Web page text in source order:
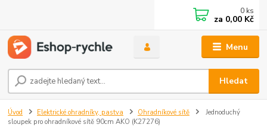
Menu
Hledat
0 ks
za 0,00 Kč
Úvod Elektrické ohradníky, pastva Ohradníkové sítě
Jednoduchý
sloupek pro ohradníkové sítě 90cm AKO (K27276)